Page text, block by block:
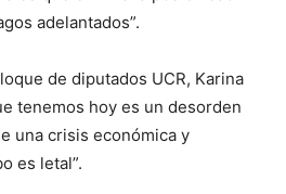
adelantados”.
de diputados UCR, Karina
tenemos hoy es un desorden
una crisis económica y
es letal”.